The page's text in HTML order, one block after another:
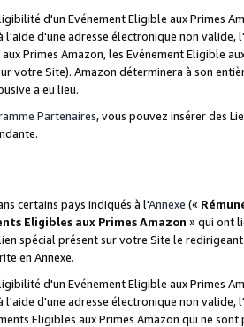
d'un Evénement Eligible aux Primes
d'une adresse électronique non
Primes Amazon, les Evénement Eligible
votre Site). Amazon déterminera à son
a eu lieu.
Partenaires, vous pouvez insérer des
certains pays indiqués à l'Annexe («
Eligibles aux Primes Amazon » qui ont
spécial présent sur votre Site le
en Annexe.
d'un Evénement Eligible aux Primes
d'une adresse électronique non
Eligibles aux Primes Amazon qui ne